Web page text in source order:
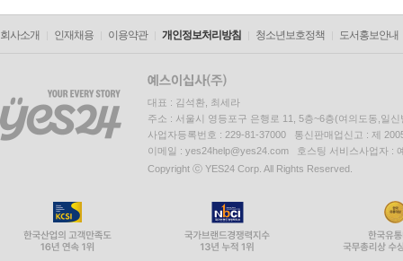
회사소개 인재채용 이용약관 개인정보처리방침 청소년보호정책 도서홍보안내
대표 : 김석환, 최세라
주소 : 서울시 영등포구 은행로 11, 5층~6층(여의도동,일신
사업자등록번호 : 229-81-37000 통신판매업신고 : 제
이메일 : yes24help@yes24.com 호스팅 서비스사업자 :
Copyright ⓒ YES24 Corp. All Rights Reserved.